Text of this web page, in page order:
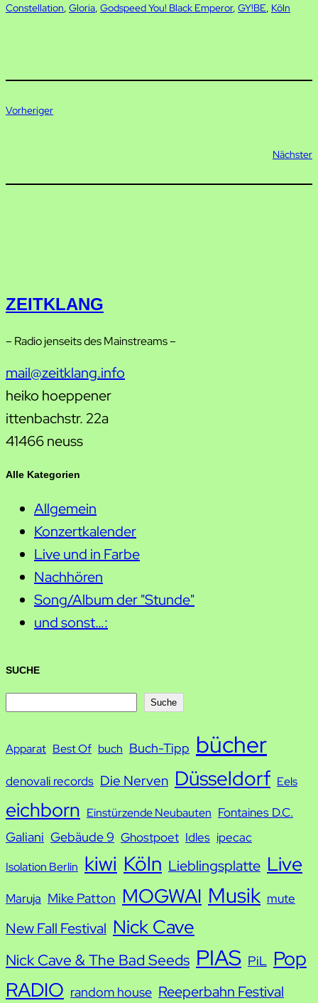
Constellation, Gloria, Godspeed You! Black Emperor, GY!BE, Köln
Vorheriger
Nächster
ZEITKLANG
– Radio jenseits des Mainstreams –
mail@zeitklang.info
heiko hoeppener
ittenbachstr. 22a
41466 neuss
Alle Kategorien
Allgemein
Konzertkalender
Live und in Farbe
Nachhören
Song/Album der "Stunde"
und sonst…:
SUCHE
c
Suche
Apparat Best Of buch Buch-Tipp bücher
denovali records Die Nerven Düsseldorf Eels
eichborn Einstürzende Neubauten Fontaines D.C.
Galiani Gebäude 9 Ghostpoet Idles ipecac
Isolation Berlin kiwi Köln Lieblingsplatte Live
Maruja Mike Patton MOGWAI Musik mute
New Fall Festival Nick Cave
Nick Cave & The Bad Seeds PIAS PiL Pop
RADIO random house Reeperbahn Festival